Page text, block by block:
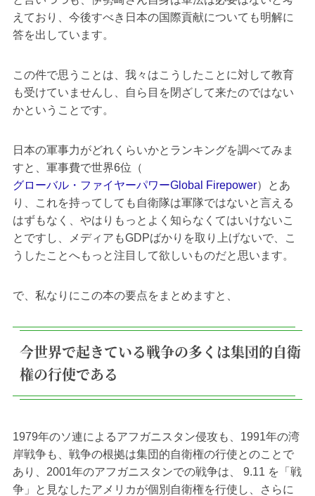
えており、今後すべき日本の国際貢献についても明解に
答を出しています。
この件で思うことは、我々はこうしたことに対して教育
も受けていませんし、自ら目を閉ざして来たのではない
かということです。
日本の軍事力がどれくらいかとランキングを調べてみま
すと、軍事費で世界6位（
グローバル・ファイヤーパワーGlobal Firepower）とあ
り、これを持ってしても自衛隊は軍隊ではないと言える
はずもなく、やはりもっとよく知らなくてはいけないこ
とですし、メディアもGDPばかりを取り上げないで、こ
うしたことへもっと注目して欲しいものだと思います。
で、私なりにこの本の要点をまとめますと、
今世界で起きている戦争の多くは集団的自衛
権の行使である
1979年のソ連によるアフガニスタン侵攻も、1991年の湾
岸戦争も、戦争の根拠は集団的自衛権の行使とのことで
あり、2001年のアフガニスタンでの戦争は、 9.11 を「戦
争」と見なしたアメリカが個別自衛権を行使し、さらに